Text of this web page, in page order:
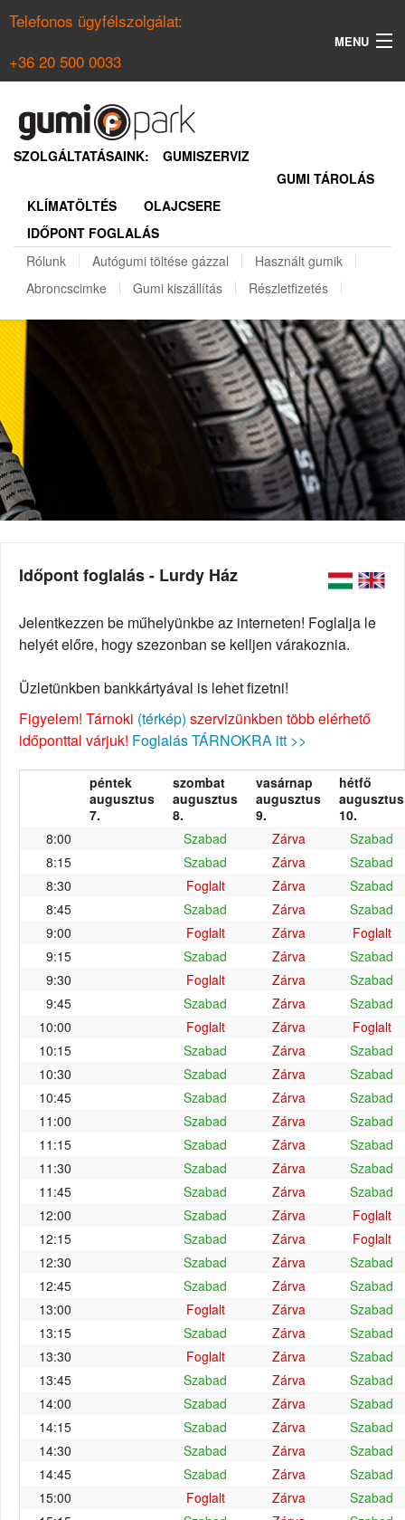
Telefonos ügyfélszolgálat:
+36 20 500 0033
MENU
NYÁRI GUMI KERESŐ
REGISZTRÁCIÓ
SZOLGÁLTATÁSAINK:
GUMISZERVIZ
GUMI TÁROLÁS
KLÍMATÖLTÉS
OLAJCSERE
IDŐPONT FOGLALÁS
Rólunk
Autógumi töltése gázzal
Használt gumik
Abroncscimke
Gumi kiszállítás Részletfizetés
Időpont foglalás - Lurdy Ház
Jelentkezzen be műhelyünkbe az interneten! Foglalja le
helyét előre, hogy szezonban se kelljen várakoznia.
Üzletünkben bankkártyával is lehet fizetni!
Figyelem! Tárnoki (térkép) szervizünkben több elérhető
időponttal várjuk! Foglalás TÁRNOKRA itt >>
péntek
augusztus
7.
szombat
augusztus
8.
vasárnap
augusztus
9.
hétfő
augusztus
10.
8:00
Szabad Zárva
Szabad
8:15
Szabad Zárva
Szabad
8:30
Foglalt Zárva
Szabad
8:45
Szabad Zárva
Szabad
9:00
Foglalt Zárva
Foglalt
9:15
Szabad Zárva
Szabad
9:30
Foglalt Zárva
Szabad
9:45
Szabad Zárva
Szabad
10:00
Foglalt Zárva
Foglalt
10:15
Szabad Zárva
Szabad
10:30
Szabad Zárva
Szabad
10:45
Szabad Zárva
Szabad
11:00
Szabad Zárva
Szabad
11:15
Szabad Zárva
Szabad
11:30
Szabad Zárva
Szabad
11:45
Szabad Zárva
Szabad
12:00
Szabad Zárva
Foglalt
12:15
Szabad Zárva
Foglalt
12:30
Szabad Zárva
Szabad
12:45
Szabad Zárva
Szabad
13:00
Foglalt Zárva
Szabad
13:15
Szabad Zárva
Szabad
13:30
Foglalt Zárva
Szabad
13:45
Szabad Zárva
Szabad
14:00
Szabad Zárva
Szabad
14:15
Szabad Zárva
Szabad
14:30
Szabad Zárva
Szabad
14:45
Szabad Zárva
Szabad
15:00
Foglalt Zárva
Szabad